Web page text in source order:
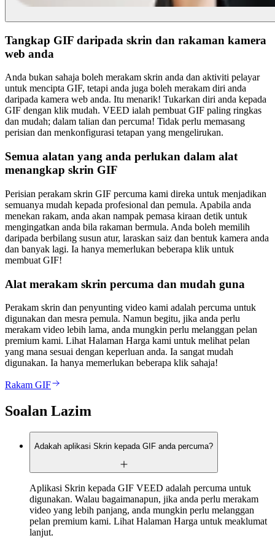
Tangkap GIF daripada skrin dan rakaman kamera
web anda
Anda bukan sahaja boleh merakam skrin anda dan aktiviti pelayar
untuk mencipta GIF, tetapi anda juga boleh merakam diri anda
daripada kamera web anda. Itu menarik! Tukarkan diri anda kepada
GIF dengan klik mudah. VEED ialah pembuat GIF paling ringkas
dan mudah; dalam talian dan percuma! Tidak perlu memasang
perisian dan menkonfigurasi tetapan yang mengelirukan.
Semua alatan yang anda perlukan dalam alat
menangkap skrin GIF
Perisian perakam skrin GIF percuma kami direka untuk menjadikan
semuanya mudah kepada profesional dan pemula. Apabila anda
menekan rakam, anda akan nampak pemasa kiraan detik untuk
mengingatkan anda bila rakaman bermula. Anda boleh memilih
daripada berbilang susun atur, laraskan saiz dan bentuk kamera anda
dan banyak lagi. Ia hanya memerlukan beberapa klik untuk
membuat GIF!
Alat merakam skrin percuma dan mudah guna
Perakam skrin dan penyunting video kami adalah percuma untuk
digunakan dan mesra pemula. Namun begitu, jika anda perlu
merakam video lebih lama, anda mungkin perlu melanggan pelan
premium kami. Lihat Halaman Harga kami untuk melihat pelan
yang mana sesuai dengan keperluan anda. Ia sangat mudah
digunakan. Ia hanya memerlukan beberapa klik sahaja!
Rakam GIF
Soalan Lazim
Adakah aplikasi Skrin kepada GIF anda percuma?
Aplikasi Skrin kepada GIF VEED adalah percuma untuk
digunakan. Walau bagaimanapun, jika anda perlu merakam
video yang lebih panjang, anda mungkin perlu melanggan
pelan premium kami. Lihat Halaman Harga untuk meaklumat
lanjut.